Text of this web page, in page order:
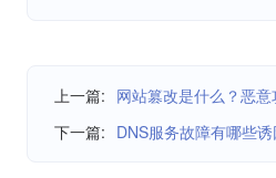
上一篇: 网站篡改是什么？恶
下一篇: